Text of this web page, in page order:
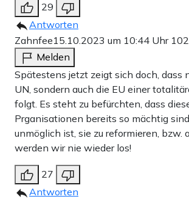
29
Antworten
Zahnfee15.10.2023 um 10:44 Uhr
Melden
Spätestens jetzt zeigt sich doch, dass
UN, sondern auch die EU einer
folgt. Es steht zu befürchten, dass
Prganisationen bereits so mächtig
unmöglich ist, sie zu reformieren, bzw.
werden wir nie wieder los!
27
Antworten